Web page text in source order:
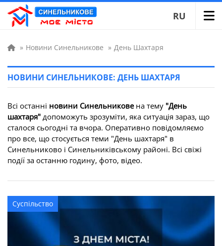
RU
» Новини Синельникове » День Шахтаря
НОВИНИ СИНЕЛЬНИКОВЕ: ДЕНЬ ШАХТАРЯ
Всі останні новини Синельниковена тему "День
шахтаря" допоможуть зрозуміти, яка ситуація зараз, що
сталося сьогодні та вчора. Оперативно повідомляємо
про все, що стосується теми "День шахтаря" в
Синельниково і Синельниківському районі. Всі свіжі
події за останню годину, фото, відео.
Суспільство